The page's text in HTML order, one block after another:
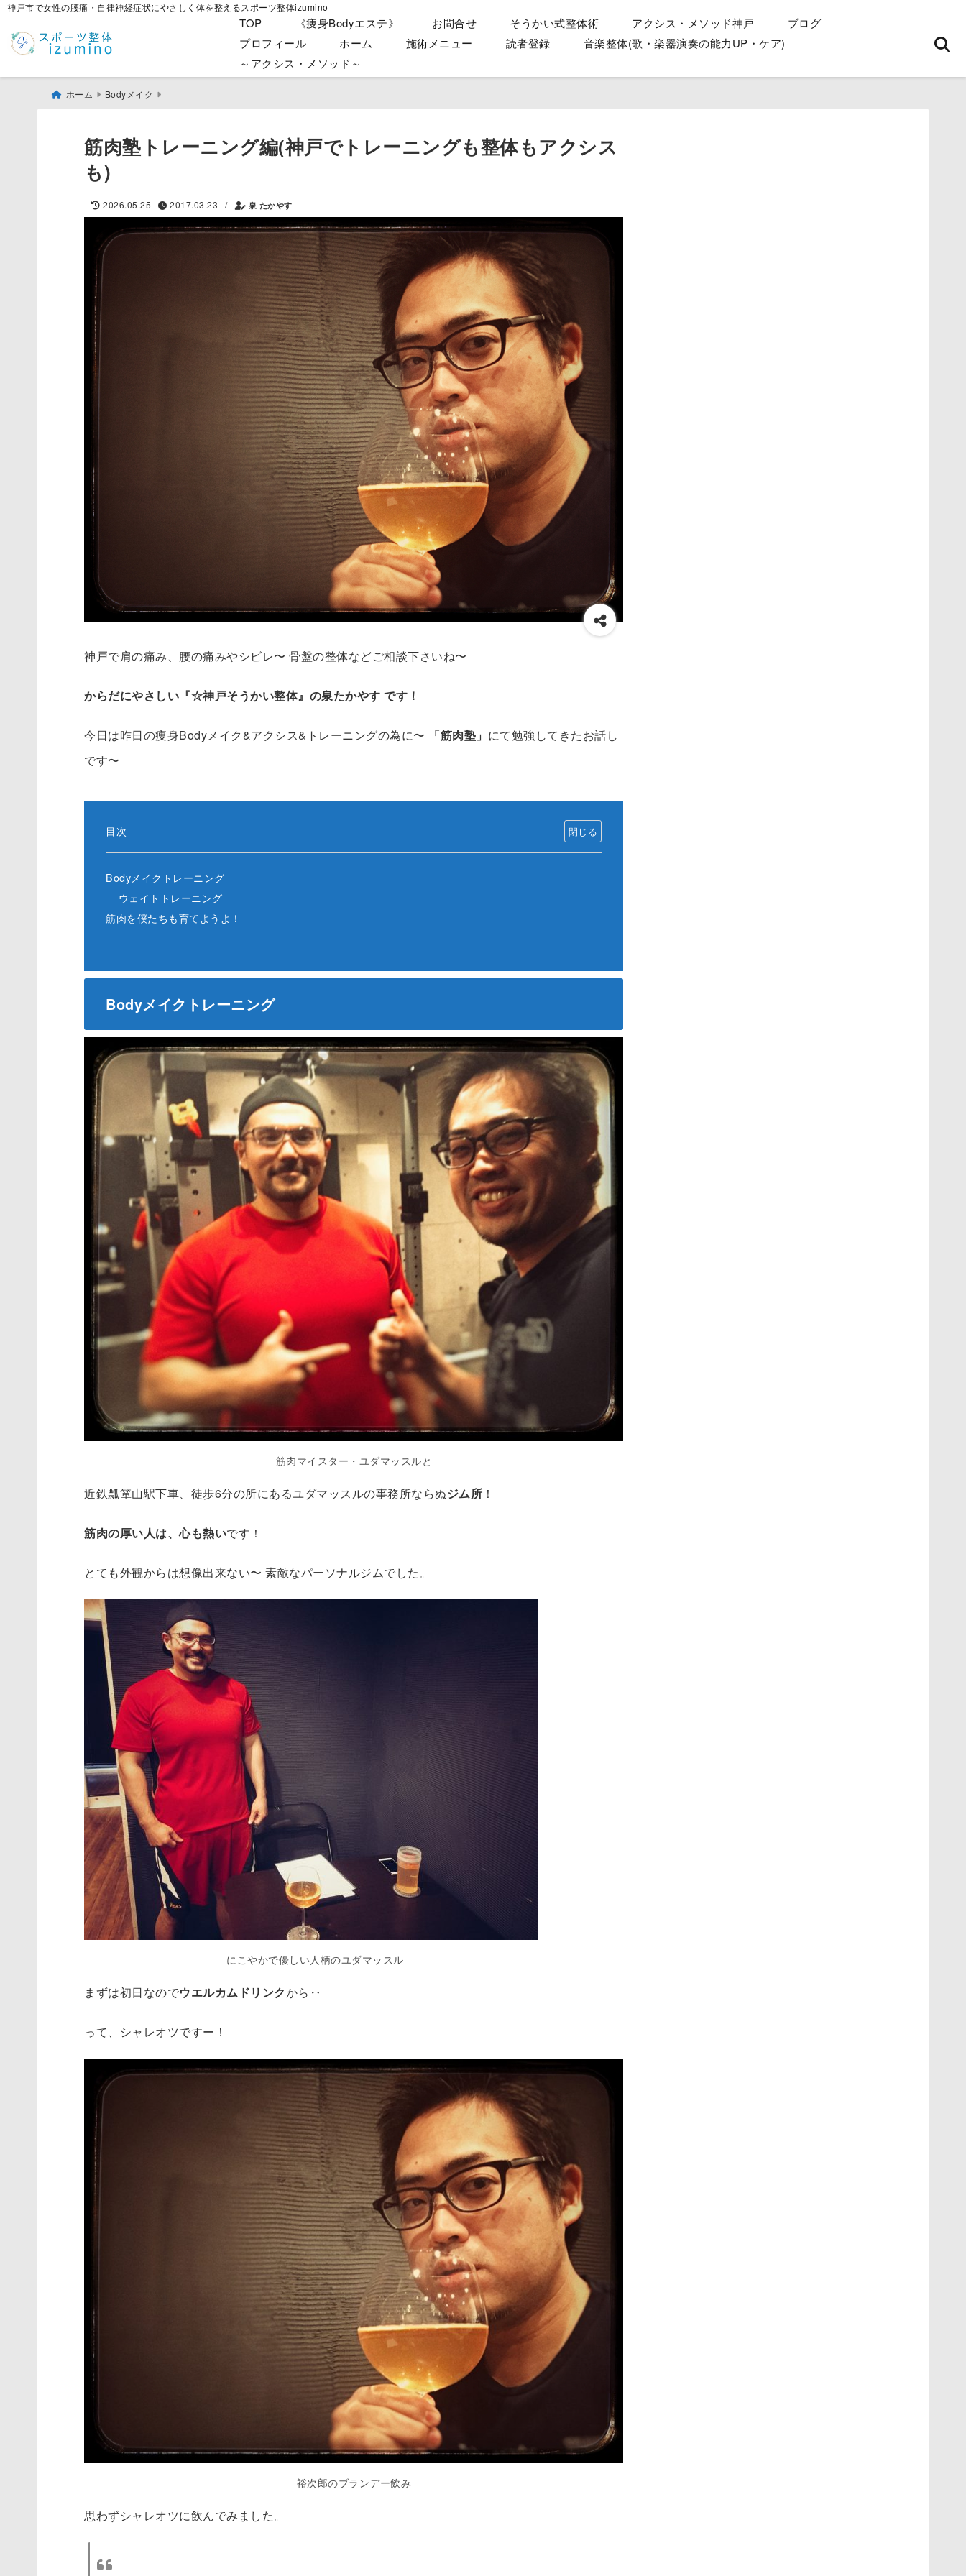
神戸市で女性の腰痛・自律神経症状にやさしく体を整えるスポーツ整体izumino
TOP 《痩身Bodyエステ》 お問合せ そうかい式整体術 アクシス・メソッド神戸
ブログ
プロフィール
ホーム 施術メニュー 読者登録
音楽整体(歌・楽器演奏の能力UP・ケア)
～アクシス・メソッド～
ホーム Bodyメイク
筋肉塾トレーニング編(神戸でトレーニングも整体もアクシス
も)
2026.05.25 2017.03.23 / 泉 たかやす
神戸で肩の痛み、腰の痛みやシビレ〜 骨盤の整体などご相談下さいね〜
からだにやさしい『☆神戸そうかい整体』の泉たかやす です！
今日は昨日の痩身Bodyメイク&アクシス&トレーニングの為に〜 「筋肉塾」 にて勉強してきたお話し
です〜
目次
Bodyメイクトレーニング
ウェイトトレーニング
筋肉を僕たちも育てようよ！
Bodyメイクトレーニング
筋肉マイスター・ユダマッスルと
近鉄瓢箪山駅下車、徒歩6分の所にあるユダマッスルの事務所ならぬジム所 ！
筋肉の厚い人は、心も熱いです！
とても外観からは想像出来ない〜 素敵なパーソナルジムでした。
にこやかで優しい人柄のユダマッスル
まずは初日なのでウエルカムドリンクから‥
って、シャレオツですー！
裕次郎のブランデー飲み
思わずシャレオツに飲んでみました。